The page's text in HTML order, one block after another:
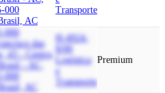
000
AC
Transporte
000
das
43 - Centro,
- AC,
000
AC
H-4924-
8/00
Logística
e
Transporte
Premium